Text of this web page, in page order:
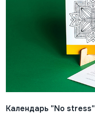
Календарь "No stress"